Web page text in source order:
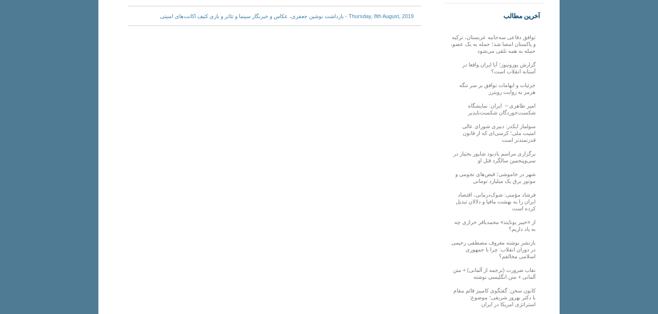
Thursday, 8th August, 2019 - بازداشت نوشین جعفری، عکاس و خبرنگار سینما و تئاتر و بازی کثیف اکانت‌های امنیتی آخرین مطالب
توافق دفاعی سه‌جانبه عربستان، ترکیه
و پاکستان امضا شد؛ حمله به یک عضو،
حمله به همه تلقی می‌شود
گزارش یورونیوز؛ آیا ایران واقعا در
آستانه انقلاب است؟
جزئیات و ابهامات توافق بر سر تنگه
هرمز به روایت رویترز
امیر طاهری – ایران: نمایشگاه
شکست‌خوردگان شکست‌ناپذیر
سولماز ایکدر: دبیری شورای عالی
امنیت ملی؛ کرسی‌ای که از قانون
قدرتمندتر است
برگزاری مراسم یادبود شاپور بختیار در
سی‌وپنجمین سالگرد قتل او
شهر در خاموشی؛ قبض‌های نجومی و
موتور برق یک میلیارد تومانی
فرشاد مؤمنی: شوک‌درمانی، اقتصاد
ایران را به بهشت مافیا و دلالان تبدیل
کرده است
از «خیبر یونایتد» محمدباقر خرازی چه
به یاد داریم؟
بازنشر نوشته معروف مصطفی رحیمی
در دوران انقلاب: چرا با جمهوری
اسلامی مخالفم؟
نقاب ضرورت (ترجمه از آلمانی) + متن
آلمانی + متن انگلیسی نوشته
کانون سخن: گفتگوی کامبیز قائم مقام
با دکتر بهروز شریفی؛ موضوع:
استراتژی امریکا در ایران